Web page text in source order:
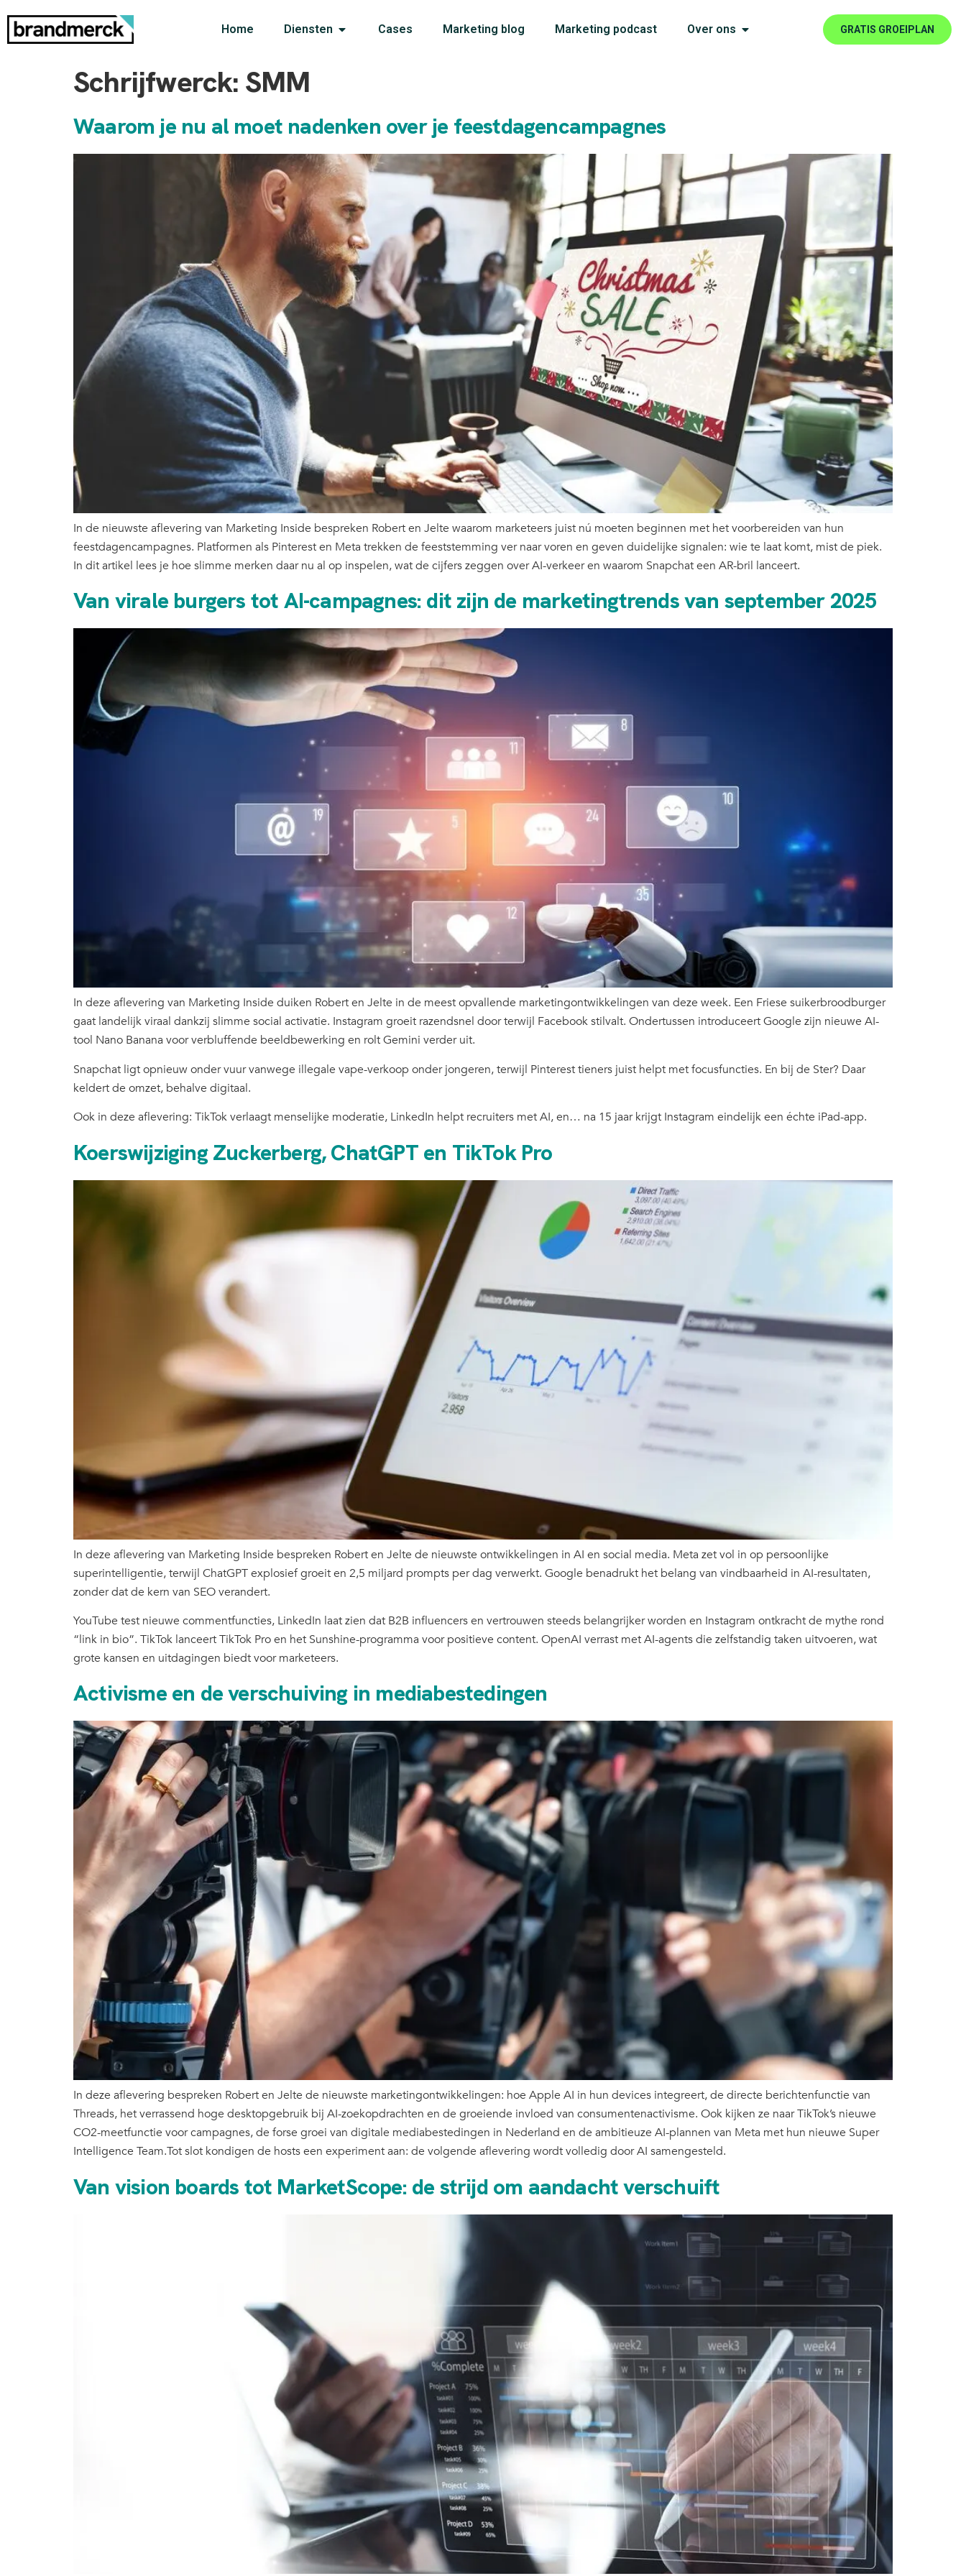
Home Diensten Cases Marketing blog Marketing podcast Over ons GRATIS GROEIPLAN
Schrijfwerck: SMM
Waarom je nu al moet nadenken over je feestdagencampagnes
In de nieuwste aflevering van Marketing Inside bespreken Robert en Jelte waarom marketeers juist nú moeten beginnen met het voorbereiden van hun
feestdagencampagnes. Platformen als Pinterest en Meta trekken de feeststemming ver naar voren en geven duidelijke signalen: wie te laat komt, mist de piek.
In dit artikel lees je hoe slimme merken daar nu al op inspelen, wat de cijfers zeggen over AI-verkeer en waarom Snapchat een AR-bril lanceert.
Van virale burgers tot AI-campagnes: dit zijn de marketingtrends van september 2025
In deze aflevering van Marketing Inside duiken Robert en Jelte in de meest opvallende marketingontwikkelingen van deze week. Een Friese suikerbroodburger
gaat landelijk viraal dankzij slimme social activatie. Instagram groeit razendsnel door terwijl Facebook stilvalt. Ondertussen introduceert Google zijn nieuwe AI-
tool Nano Banana voor verbluffende beeldbewerking en rolt Gemini verder uit.
Snapchat ligt opnieuw onder vuur vanwege illegale vape-verkoop onder jongeren, terwijl Pinterest tieners juist helpt met focusfuncties. En bij de Ster? Daar
keldert de omzet, behalve digitaal.
Ook in deze aflevering: TikTok verlaagt menselijke moderatie, LinkedIn helpt recruiters met AI, en… na 15 jaar krijgt Instagram eindelijk een échte iPad-app.
Koerswijziging Zuckerberg, ChatGPT en TikTok Pro
In deze aflevering van Marketing Inside bespreken Robert en Jelte de nieuwste ontwikkelingen in AI en social media. Meta zet vol in op persoonlijke
superintelligentie, terwijl ChatGPT explosief groeit en 2,5 miljard prompts per dag verwerkt. Google benadrukt het belang van vindbaarheid in AI-resultaten,
zonder dat de kern van SEO verandert.
YouTube test nieuwe commentfuncties, LinkedIn laat zien dat B2B influencers en vertrouwen steeds belangrijker worden en Instagram ontkracht de mythe rond
“link in bio”. TikTok lanceert TikTok Pro en het Sunshine-programma voor positieve content. OpenAI verrast met AI-agents die zelfstandig taken uitvoeren, wat
grote kansen en uitdagingen biedt voor marketeers.
Activisme en de verschuiving in mediabestedingen
In deze aflevering bespreken Robert en Jelte de nieuwste marketingontwikkelingen: hoe Apple AI in hun devices integreert, de directe berichtenfunctie van
Threads, het verrassend hoge desktopgebruik bij AI-zoekopdrachten en de groeiende invloed van consumentenactivisme. Ook kijken ze naar TikTok’s nieuwe
CO2-meetfunctie voor campagnes, de forse groei van digitale mediabestedingen in Nederland en de ambitieuze AI-plannen van Meta met hun nieuwe Super
Intelligence Team.Tot slot kondigen de hosts een experiment aan: de volgende aflevering wordt volledig door AI samengesteld.
Van vision boards tot MarketScope: de strijd om aandacht verschuift